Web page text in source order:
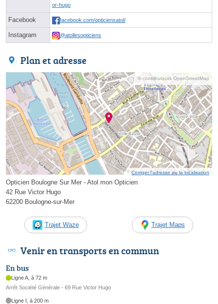
or-hugo
Facebook facebook.com/opticiensatol/
Instagram @atollesopticiens
Plan et adresse
© contributeurs OpenStreetMap
Corriger l’adresse ou la localisation
Opticien Boulogne Sur Mer - Atol mon Opticien
42 Rue Victor Hugo
62200 Boulogne-sur-Mer
Trajet Waze Trajet Maps
Venir en transports en commun
En bus
Ligne A, à 72 m
Arrêt Société Générale - 69 Rue Victor Hugo
Ligne I, à 200 m